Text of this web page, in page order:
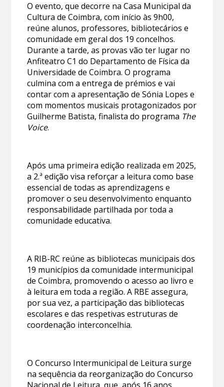
O evento, que decorre na Casa Municipal da
Cultura de Coimbra, com início às 9h00,
reúne alunos, professores, bibliotecários e
comunidade em geral dos 19 concelhos.
Durante a tarde, as provas vão ter lugar no
Anfiteatro C1 do Departamento de Física da
Universidade de Coimbra. O programa
culmina com a entrega de prémios e vai
contar com a apresentação de Sónia Lopes e
com momentos musicais protagonizados por
Guilherme Batista, finalista do programa The
Voice.
Após uma primeira edição realizada em 2025,
a 2.ª edição visa reforçar a leitura como base
essencial de todas as aprendizagens e
promover o seu desenvolvimento enquanto
responsabilidade partilhada por toda a
comunidade educativa.
A RIB-RC reúne as bibliotecas municipais dos
19 municípios da comunidade intermunicipal
de Coimbra, promovendo o acesso ao livro e
à leitura em toda a região. A RBE assegura,
por sua vez, a participação das bibliotecas
escolares e das respetivas estruturas de
coordenação interconcelhia.
O Concurso Intermunicipal de Leitura surge
na sequência da reorganização do Concurso